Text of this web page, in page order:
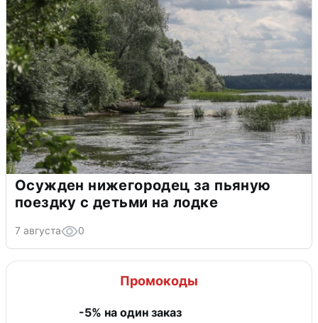
Осужден нижегородец за пьяную
поездку с детьми на лодке
7 августа 0
Промокоды
-5% на один заказ